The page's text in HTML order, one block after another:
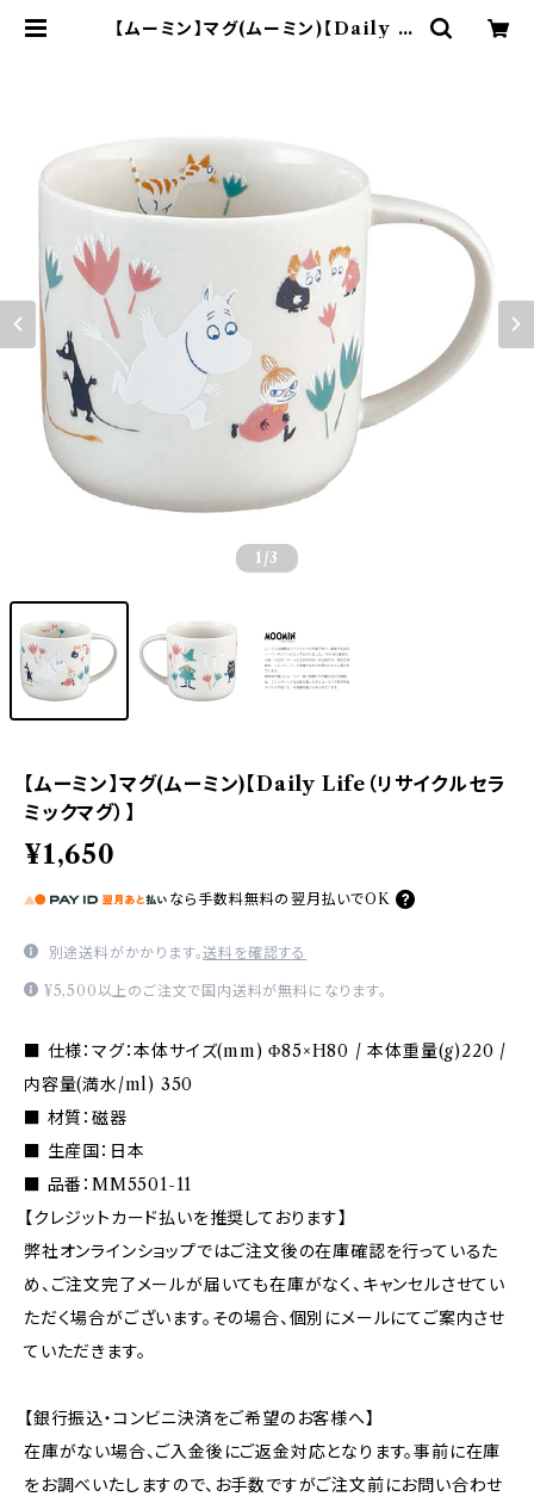
【ムーミン】マグ(ムーミン)【Daily Li
1 /3
【ムーミン】マグ(ムーミン)【Daily Life（リサイクルセラ
ミックマグ）】
¥1,650
なら 手数料無料の 翌月払いでOK
別途送料がかかります。送料を確認する
¥5,500以上のご注文で国内送料が無料になります。
■ 仕様：マグ：本体サイズ(mm) Φ85×H80 / 本体重量(g)220 /
内容量(満水/ml) 350
■ 材質：磁器
■ 生産国：日本
■ 品番：MM5501-11
【クレジットカード払いを推奨しております】
弊社オンラインショップではご注文後の在庫確認を行っているた
め、ご注文完了メールが届いても在庫がなく、キャンセルさせてい
ただく場合がございます。その場合、個別にメールにてご案内させ
ていただきます。
【銀行振込・コンビニ決済をご希望のお客様へ】
在庫がない場合、ご入金後にご返金対応となります。事前に在庫
をお調べいたしますので、お手数ですがご注文前にお問い合わせ